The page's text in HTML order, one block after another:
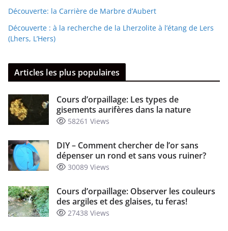
Découverte: la Carrière de Marbre d’Aubert
Découverte : à la recherche de la Lherzolite à l’étang de Lers
(Lhers, L’Hers)
Articles les plus populaires
Cours d’orpaillage: Les types de
gisements aurifères dans la nature
58261 Views
DIY – Comment chercher de l’or sans
dépenser un rond et sans vous ruiner?
30089 Views
Cours d’orpaillage: Observer les couleurs
des argiles et des glaises, tu feras!
27438 Views